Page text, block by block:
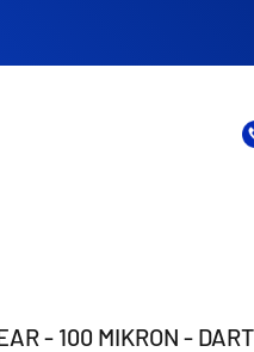
- 100 MIKRON -